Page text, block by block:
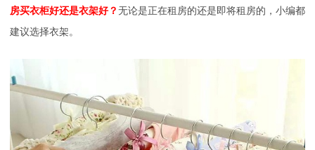
房买衣柜好还是衣架好？ 无论是正在租房的还是即将租房的，小编都
建议选择衣架。